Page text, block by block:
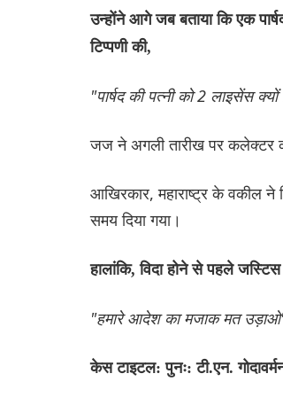
उन्होंने आगे जब बताया कि एक
टिप्पणी की,
"पार्षद की पत्नी को 2 लाइसेंस क्यों
जज ने अगली तारीख पर कलेक्टर
आखिरकार, महाराष्ट्र के वकील ने
समय दिया गया।
हालांकि, विदा होने से पहले
"हमारे आदेश का मजाक मत
केस टाइटल: पुनः: टी.एन.